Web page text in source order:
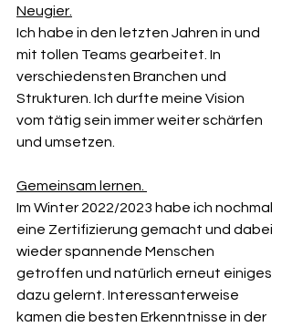
Neugier.
Ich habe in den letzten Jahren in und
mit tollen Teams gearbeitet. In
verschiedensten Branchen und
Strukturen. Ich durfte meine Vision
vom tätig sein immer weiter schärfen
und umsetzen.
Gemeinsam lernen.
Im Winter 2022/2023 habe ich nochmal
eine Zertifizierung gemacht und dabei
wieder spannende Menschen
getroffen und natürlich erneut einiges
dazu gelernt. Interessanterweise
kamen die besten Erkenntnisse in der